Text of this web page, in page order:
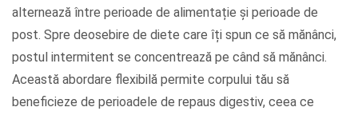
alternează între perioade de alimentație și perioade de
post. Spre deosebire de diete care îți spun ce să mănânci,
postul intermitent se concentrează pe când să mănânci.
Această abordare flexibilă permite corpului tău să
beneficieze de perioadele de repaus digestiv, ceea ce